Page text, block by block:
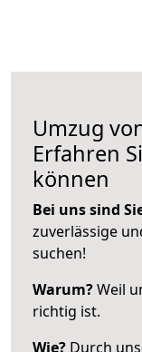
Umzug
Erfahren
können
Bei uns sind
zuverlässige
suchen!
Warum?Weil
richtig ist.
Wie? Durch